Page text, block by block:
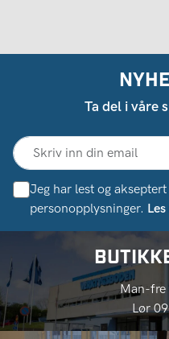
Ta del i våre
Jeg har lest og
personopplysninger.
Man-
Lør